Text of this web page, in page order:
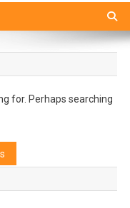
for. Perhaps searching